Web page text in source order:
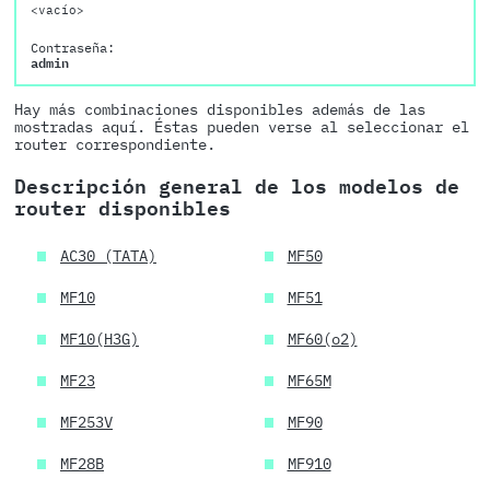
<vacío>
Contraseña:
admin
Hay más combinaciones disponibles además de las
mostradas aquí. Éstas pueden verse al seleccionar el
router correspondiente.
Descripción general de los modelos de
router disponibles
AC30 (TATA)
MF10
MF10(H3G)
MF23
MF253V
MF28B
MF50
MF51
MF60(o2)
MF65M
MF90
MF910